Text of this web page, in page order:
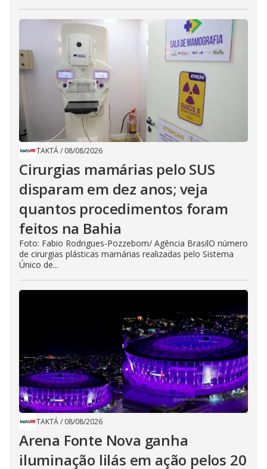
TAKTÁ/ 08/08/2026
Cirurgias mamárias pelo SUS
disparam em dez anos; veja
quantos procedimentos foram
feitos na Bahia
Foto: Fabio Rodrigues-Pozzebom/ Agência BrasilO número
de cirurgias plásticas mamárias realizadas pelo Sistema
Único de...
TAKTÁ/ 08/08/2026
Arena Fonte Nova ganha
iluminação lilás em ação pelos 20